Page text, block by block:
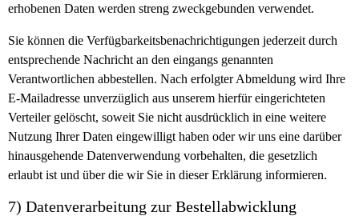
erhobenen Daten werden streng zweckgebunden verwendet.
Sie können die Verfügbarkeitsbenachrichtigungen jederzeit durch
entsprechende Nachricht an den eingangs genannten
Verantwortlichen abbestellen. Nach erfolgter Abmeldung wird Ihre
E-Mailadresse unverzüglich aus unserem hierfür eingerichteten
Verteiler gelöscht, soweit Sie nicht ausdrücklich in eine weitere
Nutzung Ihrer Daten eingewilligt haben oder wir uns eine darüber
hinausgehende Datenverwendung vorbehalten, die gesetzlich
erlaubt ist und über die wir Sie in dieser Erklärung informieren.
7) Datenverarbeitung zur Bestellabwicklung